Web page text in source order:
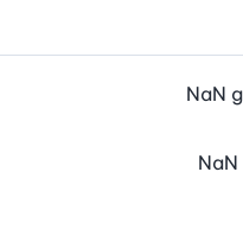
NaN g
NaN